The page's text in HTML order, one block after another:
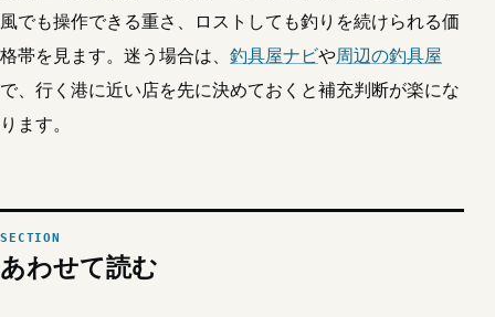
風でも操作できる重さ、ロストしても釣りを続けられる価
格帯を見ます。迷う場合は、 釣具屋ナビや周辺の釣具屋
で、行く港に近い店を先に決めておくと補充判断が楽にな
ります。
あわせて読む